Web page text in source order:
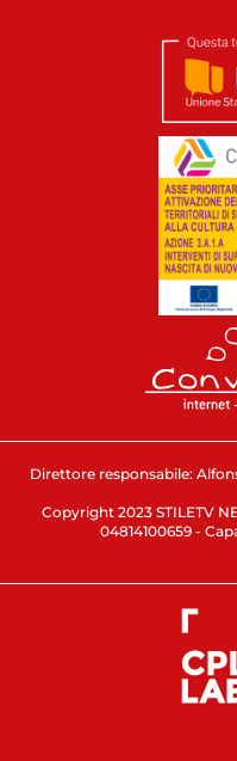
Direttore responsabile:
Copyright 2023 STILETV
04814100659 -